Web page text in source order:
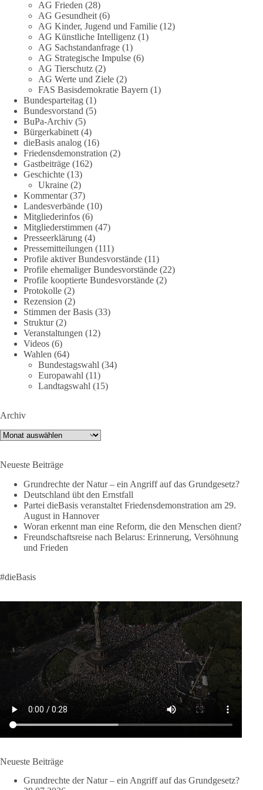
👉 Hier weiterlesen: https://diebasis-
partei.de/2026/07/grundrechte-der-natur-ein-angriff-auf-das-
grundgesetz/
🟩🟩🟦🟦🟥🟥🟧🟧
Es ging weniger um fertige Antworten als um eine Debatte
darüber, wie Freiheit, Verantwortung, Naturschutz und
Grundrechte in einer demokratischen Gesellschaft künftig
miteinander in Einklang gebracht werden können.
#dieBasis #natur #grundrechte
7 8
DieBasis
1 Tag zuvor
Jetzt dieBasis Sachsen-Anhalt unterstützen!
Die Landtagswahl 2026 in Sachsen-Anhalt findet am 6.
September statt. Die Inhalte stehen – jetzt müssen sie gesehen,
geteilt und diskutiert werden.
Folge unseren Kanälen:
Facebook:
https://www.facebook.com/groups/diebasissachsenanhalt/
Instragram:
https://www.instagram.com/die_basis_sachsen_anhalt/
Tiktok: https://www.tiktok.com/@diebasis_sachsenanhalt
🟩🟩🟦🟦🟥🟥🟧🟧
Menschen mitbekommen, wofür wir stehen und warum es sich
lohnt, dieBasis zu wählen.
Mehr Infos:https://diebasis-st.de/wahlprogramm/
#dieBasis #Landtagswahl
#DeineStimmezählt #jetztunterstützen
58
DieBasis
🔎 Über 100-mal keine Antwort.
Anthony Fauci, Immunologe und Berater des ehemaligen US-
Präsidenten, hat bei einer Anhörung des US-Senats auf mehr
als 100 Fragen die Aussage verweigert. Die juristische
Bewertung werden Gerichte und Ermittlungen klären – auch
auf Basis seines Tagebuches. Doch unabhängig davon zeigt
der Vorgang eines deutlich:
Auch in Deutschland warten viele Menschen bis heute auf
Antworten:
AG Frieden (28)
AG Gesundheit (6)
AG Kinder, Jugend und Familie (12)
AG Künstliche Intelligenz (1)
AG Sachstandanfrage (1)
AG Strategische Impulse (6)
AG Tierschutz (2)
AG Werte und Ziele (2)
FAS Basisdemokratie Bayern (1)
Bundesparteitag (1)
Bundesvorstand (5)
BuPa-Archiv (5)
Bürgerkabinett (4)
dieBasis analog (16)
Friedensdemonstration (2)
Gastbeiträge (162)
Geschichte (13)
Ukraine (2)
Kommentar(37)
Landesverbände (10)
Mitgliederinfos (6)
Mitgliederstimmen (47)
Presseerklärung (4)
Pressemitteilungen (111)
Profile aktiver Bundesvorstände (11)
Profile ehemaliger Bundesvorstände (22)
Profile kooptierte Bundesvorstände (2)
Protokolle (2)
Rezension (2)
Stimmen der Basis (33)
Struktur(2)
Veranstaltungen (12)
Videos (6)
Wahlen (64)
Bundestagswahl (34)
Europawahl (11)
Landtagswahl (15)
Archiv
Archiv
Neueste Beiträge
Grundrechte der Natur – ein Angriff auf das Grundgesetz?
Deutschland übt den Ernstfall
Partei dieBasis veranstaltet Friedensdemonstration am 29.
August in Hannover
Woran erkennt man eine Reform, die den Menschen dient?
Freundschaftsreise nach Belarus: Erinnerung, Versöhnung
und Frieden
#dieBasis
Neueste Beiträge
Grundrechte der Natur – ein Angriff auf das Grundgesetz?